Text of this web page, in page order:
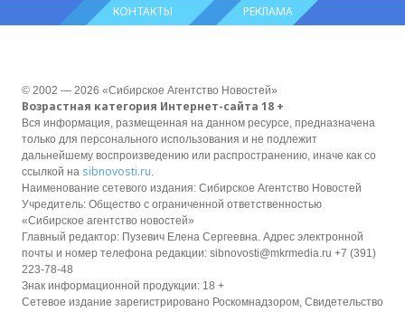
КОНТАКТЫ РЕКЛАМА
© 2002 — 2026 «Сибирское Агентство Новостей»
Возрастная категория Интернет-сайта 18 +
Вся информация, размещенная на данном ресурсе, предназначена
только для персонального использования и не подлежит
дальнейшему воспроизведению или распространению, иначе как со
ссылкой на sibnovosti.ru.
Наименование сетевого издания: Сибирское Агентство Новостей
Учредитель: Общество с ограниченной ответственностью
«Сибирское агентство новостей»
Главный редактор: Пузевич Елена Сергеевна. Адрес электронной
почты и номер телефона редакции: sibnovosti@mkrmedia.ru +7 (391)
223-78-48
Знак информационной продукции: 18 +
Сетевое издание зарегистрировано Роскомнадзором, Свидетельство